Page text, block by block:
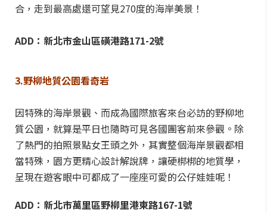
合，走到最高處還可望見270度的海岸美景！
ADD：新北市金山區磺港路171-2號
3.野柳地質公園看奇岩
因特殊的海岸景觀、而成為國際旅客來台必訪的野柳地
質公園，就算是平日也隨時可見各國團客前來參觀。除
了熱門的拍照景點女王頭之外，其實整個海岸景觀都相
當特殊，園方更精心設計解說牌，讓硬梆梆的地質學，
呈現在遊客眼中可都成了一座座可愛的公仔娃娃呢！
ADD：新北市萬里區野柳里港東路167-1號